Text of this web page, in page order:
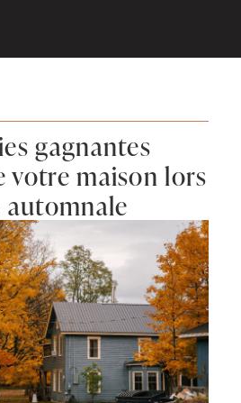
gagnantes
votre maison lors
automnale